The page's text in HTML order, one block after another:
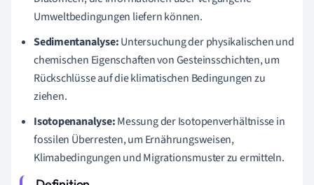
Umweltbedingungen liefern können.
Sedimentanalyse:Untersuchung der physikalischen und
chemischen Eigenschaften von Gesteinsschichten, um
Rückschlüsse auf die klimatischen Bedingungen zu
ziehen.
Isotopenanalyse:Messung der Isotopenverhältnisse in
fossilen Überresten, um Ernährungsweisen,
Klimabedingungen und Migrationsmuster zu ermitteln.